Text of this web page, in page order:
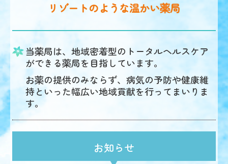
リゾートのような温かい薬局
当薬局は、地域密着型のトータルヘルスケア
ができる薬局を目指しています。
お薬の提供のみならず、病気の予防や健康維
持といった幅広い地域貢献を行ってまいりま
す。
お知らせ